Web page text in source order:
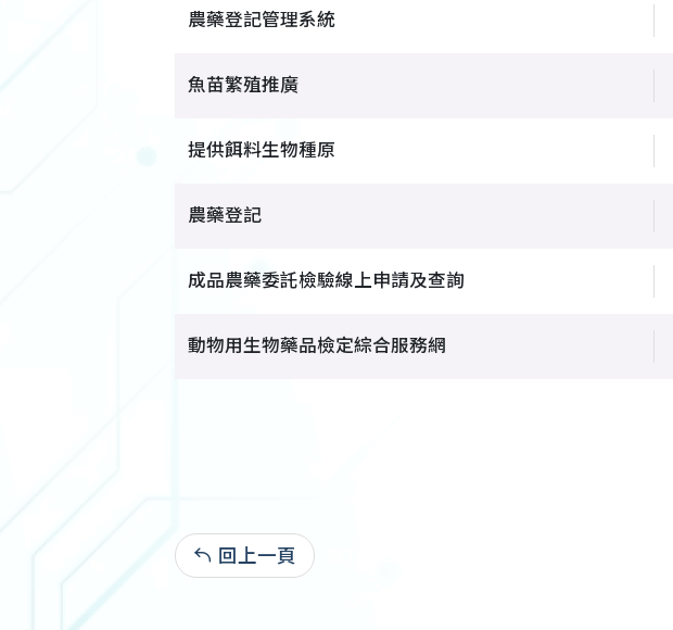
農藥登記管理系統
魚苗繁殖推廣
提供餌料生物種原
農藥登記
成品農藥委託檢驗線上申請及查詢
動物用生物藥品檢定綜合服務網
回上一頁